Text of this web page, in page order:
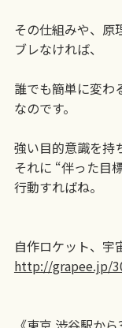
その仕組みや、原
ブレなければ、
誰でも簡単に変わ
なのです。
強い目的意識を持
それに “伴った目
行動すればね。
自作ロケット、宇
http://grapee.jp/